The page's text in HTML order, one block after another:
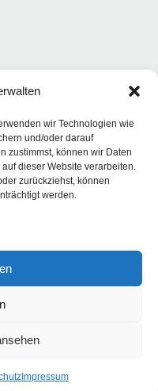
wir Technologien wie
und/oder darauf
zustimmst, können wir Daten
dieser Website verarbeiten.
zurückziehst, können
werden.
Impressum